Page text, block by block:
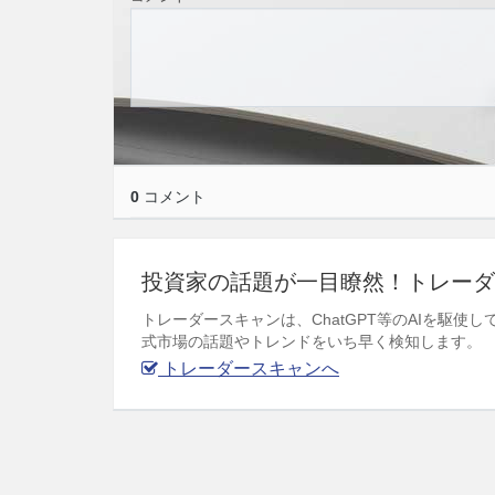
0 コメント
投資家の話題が一目瞭然！トレー
トレーダースキャンは、ChatGPT等のAIを駆使
式市場の話題やトレンドをいち早く検知します。
トレーダースキャンへ